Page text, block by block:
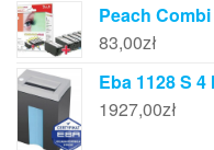
Peach
83,00zł
Eba 1128 S 4
1927,00zł